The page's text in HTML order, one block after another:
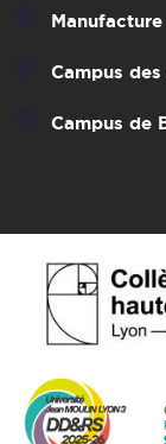
Campus des
Campus de